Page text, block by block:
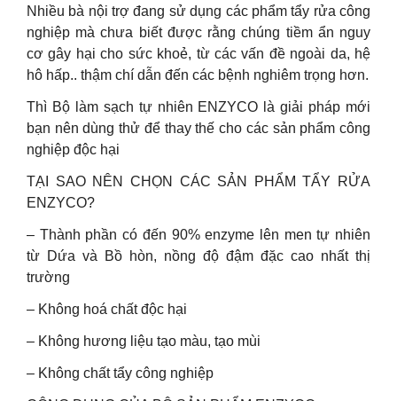
Nhiều bà nội trợ đang sử dụng các phẩm tẩy rửa công
nghiệp mà chưa biết được rằng chúng tiềm ẩn nguy
cơ gây hại cho sức khoẻ, từ các vấn đề ngoài da, hệ
hô hấp.. thậm chí dẫn đến các bệnh nghiêm trọng hơn.
Thì Bộ làm sạch tự nhiên ENZYCO là giải pháp mới
bạn nên dùng thử để thay thế cho các sản phẩm công
nghiệp độc hại
TẠI SAO NÊN CHỌN CÁC SẢN PHẨM TẨY RỬA
ENZYCO?
– Thành phần có đến 90% enzyme lên men tự nhiên
từ Dứa và Bồ hòn, nồng độ đậm đặc cao nhất thị
trường
– Không hoá chất độc hại
– Không hương liệu tạo màu, tạo mùi
– Không chất tẩy công nghiệp